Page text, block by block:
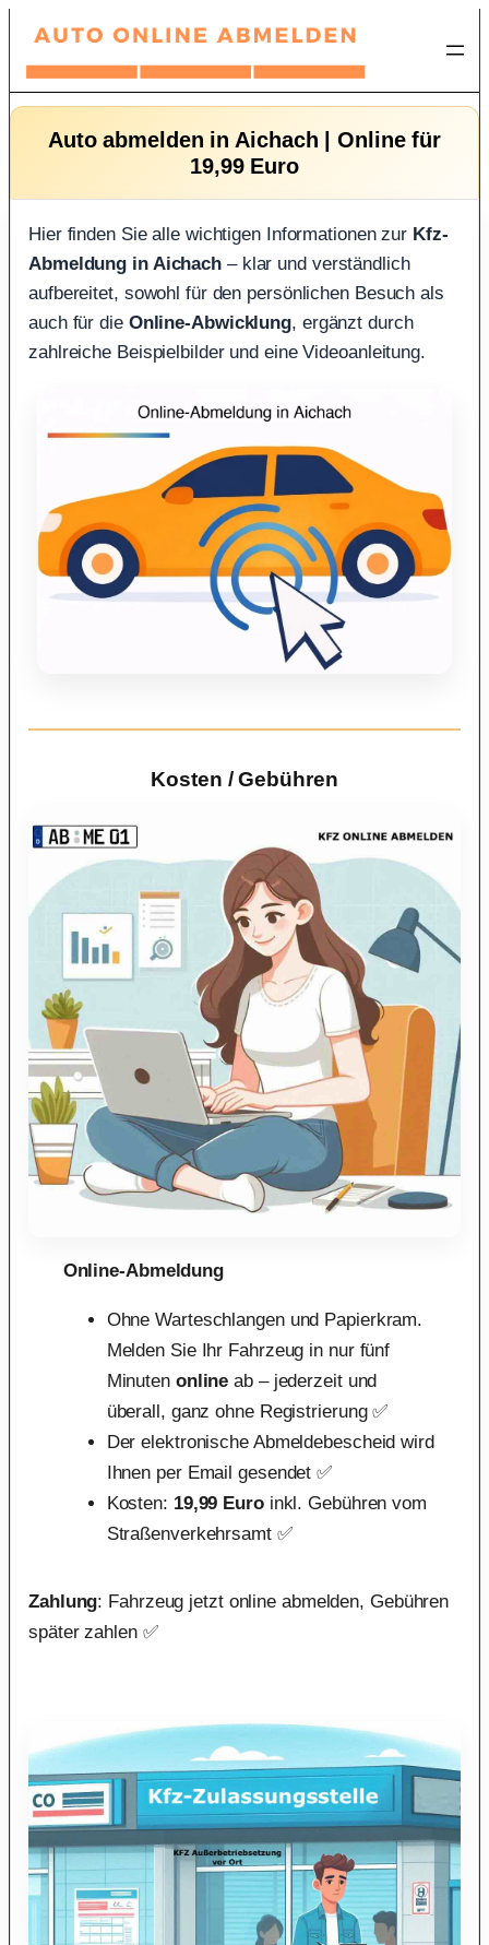
Zum
springen
Auto abmelden in Aichach | Online für
19,99 Euro
Hier finden Sie alle wichtigen Informationen zur Kfz-
Abmeldung in Aichach – klar und verständlich
aufbereitet, sowohl für den persönlichen Besuch als
auch für die Online-Abwicklung, ergänzt durch
zahlreiche Beispielbilder und eine Videoanleitung.
Kosten / Gebühren
Online-Abmeldung
Ohne Warteschlangen und Papierkram.
Melden Sie Ihr Fahrzeug in nur fünf
Minuten online ab – jederzeit und
überall, ganz ohne Registrierung ✅
Der elektronische Abmeldebescheid wird
Ihnen per Email gesendet ✅
Kosten: 19,99 Euroinkl. Gebühren vom
Straßenverkehrsamt ✅
Zahlung: Fahrzeug jetzt online abmelden, Gebühren
später zahlen ✅